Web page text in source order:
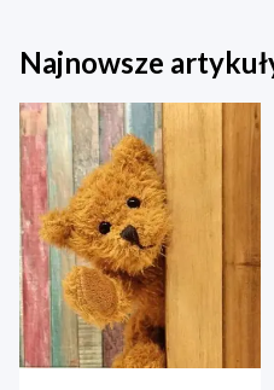
Najnowsze